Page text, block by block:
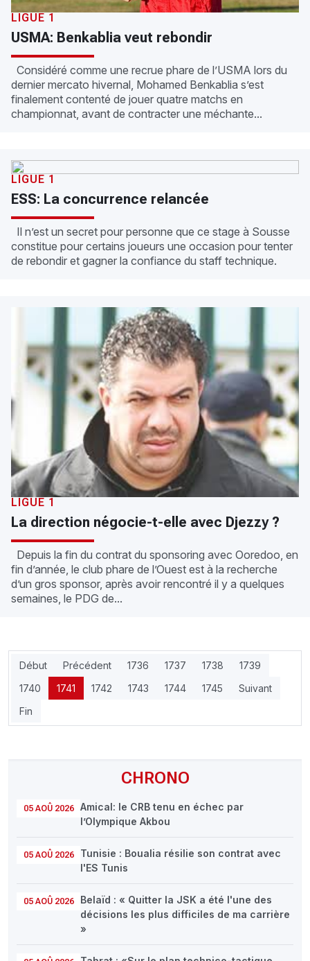
CHRONO
05 AOÛ 2026
Amical: le CRB tenu en échec par
l’Olympique Akbou
05 AOÛ 2026
Tunisie : Boualia résilie son contrat avec
l'ES Tunis
05 AOÛ 2026
Belaïd : « Quitter la JSK a été l'une des
décisions les plus difficiles de ma carrière
»
LIGUE 1
USMA: Benkablia veut rebondir
Considéré comme une recrue phare de l’USMA lors du
dernier mercato hivernal, Mohamed Benkablia s’est
finalement contenté de jouer quatre matchs en
championnat, avant de contracter une méchante...
LIGUE 1
ESS: La concurrence relancée
Il n’est un secret pour personne que ce stage à Sousse
constitue pour certains joueurs une occasion pour tenter
de rebondir et gagner la confiance du staff technique.
LIGUE 1
La direction négocie-t-elle avec Djezzy ?
Depuis la fin du contrat du sponsoring avec Ooredoo, en
fin d’année, le club phare de l’Ouest est à la recherche
d’un gros sponsor, après avoir rencontré il y a quelques
semaines, le PDG de...
Début Précédent 1736 1737 1738
1739
1740
1741 1742 1743 1744 1745
Suivant
Fin